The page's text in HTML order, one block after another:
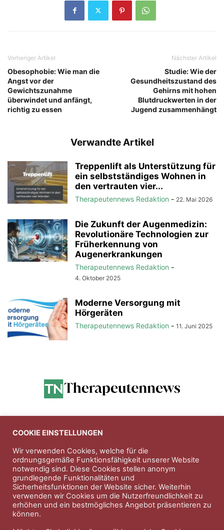
Vorheriger Artikel
Obesophobie: Wie man die
Angst vor der
Gewichtszunahme
überwindet und anfängt,
richtig zu essen
Nächster Artikel
Studie: Wie der
Gesundheitszustand des
Gehirns mit hohen
Blutdruckwerten in der
Jugend zusammenhängt
Verwandte Artikel
Treppenlift als Unterstützung für
ein selbstständiges Wohnen in
den vertrauten vier...
Therapeutennews Redaktion - 22. Mai 2026
Die Zukunft der Augenmedizin:
Revolutionäre Technologien zur
Früherkennung von
Augenerkrankungen
Therapeutennews Redaktion -
4. Oktober 2025
Moderne Versorgung mit
Hörgeräten
Therapeutennews Redaktion - 11. Juni 2025
Anzeigen
Entdecken Sie die hochwertigen
Nahrungsergänungsprodukte der FirmaNatura Vitalis
Jahn & Partner Versicherungsmakler GmbH-
Versicherungen und Finanzdienstleistungen seit 1986 -
Professioneller Rundumschutz seit über 30 Jahren.
COOKIE EINSTELLUNGEN
Wir verwenden Cookies, welche für die
ordnungsgemäße Funktionsfähigkeit unserer Website
notwendig sind. Diese Cookies stellen anonym
grundlegende Funktionalitäten und
Sicherheitsfunktionen der Website sicher. Weiterhin
verwenden wir Cookies um die Nutzerfreundlichkeit zu
erhöhen und ein bestmögliches Angebot präsentieren zu
können.